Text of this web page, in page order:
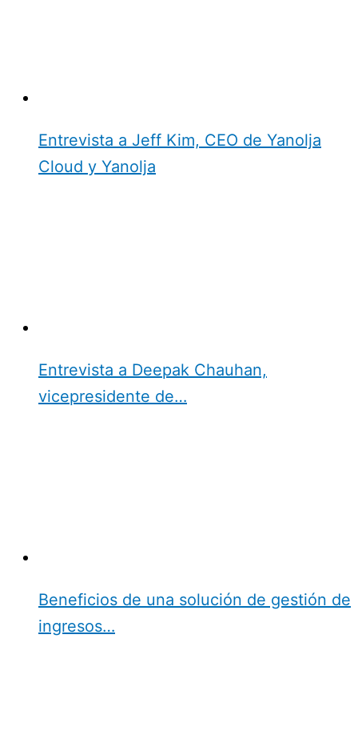
Entrevista a Jeff Kim, CEO de Yanolja
Cloud y Yanolja
Entrevista a Deepak Chauhan,
vicepresidente de…
Beneficios de una solución de gestión de
ingresos…